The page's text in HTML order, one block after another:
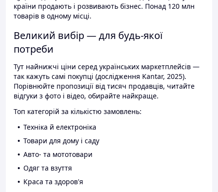
країни продають і розвивають бізнес. Понад 120 млн
товарів в одному місці.
Великий вибір — для будь-якої
потреби
Тут найнижчі ціни серед українських маркетплейсів —
так кажуть самі покупці (дослідження Kantar, 2025).
Порівнюйте пропозиції від тисяч продавців, читайте
відгуки з фото і відео, обирайте найкраще.
Топ категорій за кількістю замовлень:
Техніка й електроніка
Товари для дому і саду
Авто- та мототовари
Одяг та взуття
Краса та здоров'я